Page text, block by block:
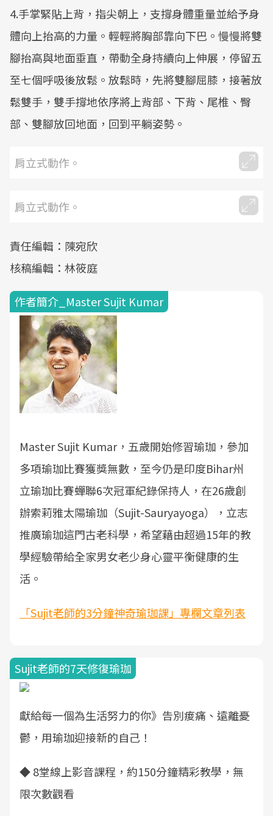
4.手掌緊貼上背，指尖朝上，支撐身體重量並給予身
體向上抬高的力量。輕輕將胸部靠向下巴。慢慢將雙
腳抬高與地面垂直，帶動全身持續向上伸展，停留五
至七個呼吸後放鬆。放鬆時，先將雙腳屈膝，接著放
鬆雙手，雙手撐地依序將上背部、下背、尾椎、臀
部、雙腳放回地面，回到平躺姿勢。
肩立式動作。
肩立式動作。
責任編輯：陳宛欣
核稿編輯：林筱庭
作者簡介_Master Sujit Kumar
Master Sujit Kumar，五歲開始修習瑜珈，參加
多項瑜珈比賽獲獎無數，至今仍是印度Bihar州
立瑜珈比賽蟬聯6次冠軍紀錄保持人，在26歲創
辦索莉雅太陽瑜珈（Sujit-Sauryayoga），立志
推廣瑜珈這門古老科學，希望藉由超過15年的教
學經驗帶給全家男女老少身心靈平衡健康的生
活。
「Sujit老師的3分鐘神奇瑜珈課」專欄文章列表
Sujit老師的7天修復瑜珈
獻給每一個為生活努力的你》告別痠痛、遠離憂
鬱，用瑜珈迎接新的自己！
◆ 8堂線上影音課程，約150分鐘精彩教學，無
限次數觀看